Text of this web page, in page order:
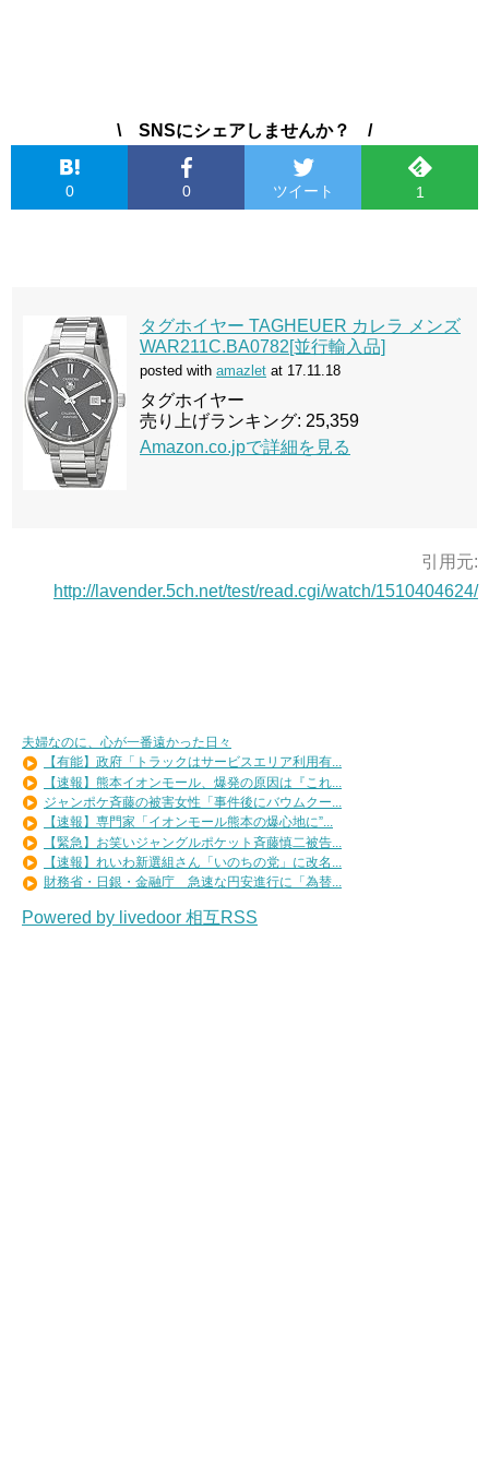
\ SNSにシェアしませんか？ /
0 0 ツイート 1
タグホイヤー TAGHEUER カレラ メンズ
WAR211C.BA0782[並行輸入品]
posted with amazlet at 17.11.18
タグホイヤー
売り上げランキング: 25,359
Amazon.co.jpで詳細を見る
引用元:
http://lavender.5ch.net/test/read.cgi/watch/1510404624/
夫婦なのに、心が一番遠かった日々
【有能】政府「トラックはサービスエリア利用有...
【速報】熊本イオンモール、爆発の原因は『これ...
ジャンポケ斉藤の被害女性「事件後にバウムクー...
【速報】専門家「イオンモール熊本の爆心地に”...
【緊急】お笑いジャングルポケット斉藤慎二被告...
【速報】れいわ新選組さん「いのちの党」に改名...
財務省・日銀・金融庁 急速な円安進行に「為替...
Powered by livedoor 相互RSS